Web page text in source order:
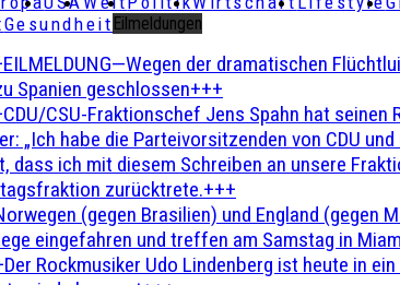
Gesundheit Eilmeldungen
der dramatischen
Spanien geschlossen+++
CSU-Fraktionschef Jens Spahn hat
„Ich habe die Parteivorsitzenden von CDU
dass ich mit diesem Schreiben an unsere
zurücktrete.+++
(gegen Brasilien) und England (gegen
eingefahren und treffen am Samstag in
Rockmusiker Udo Lindenberg ist heute in